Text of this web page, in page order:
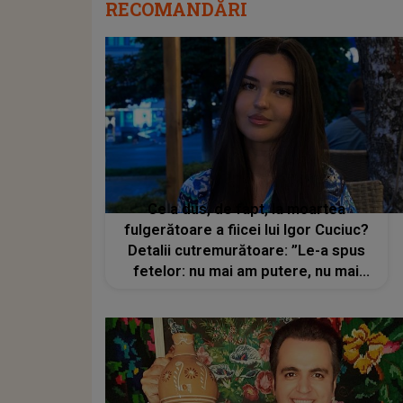
RECOMANDĂRI
Ce a dus, de fapt, la moartea
fulgerătoare a fiicei lui Igor Cuciuc?
Detalii cutremurătoare: ”Le-a spus
fetelor: nu mai am putere, nu mai